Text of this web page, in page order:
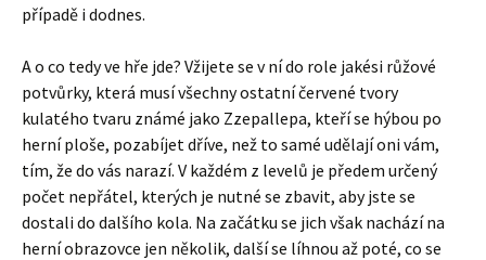
případě i dodnes.
A o co tedy ve hře jde? Vžijete se v ní do role jakési růžové
potvůrky, která musí všechny ostatní červené tvory
kulatého tvaru známé jako Zzepallepa, kteří se hýbou po
herní ploše, pozabíjet dříve, než to samé udělají oni vám,
tím, že do vás narazí. V každém z levelů je předem určený
počet nepřátel, kterých je nutné se zbavit, aby jste se
dostali do dalšího kola. Na začátku se jich však nachází na
herní obrazovce jen několik, další se líhnou až poté, co se